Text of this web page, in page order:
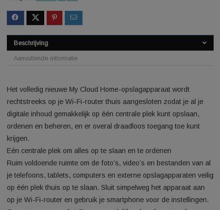
SKU:2580901825837537
Categorie:NAS Vergelijken
Beschrijving
Aanvullende informatie
Het volledig nieuwe My Cloud Home-opslagapparaat wordt
rechtstreeks op je Wi-Fi-router thuis aangesloten zodat je al
digitale inhoud gemakkelijk op één centrale plek kunt
ordenen en beheren, en er overal draadloos toegang toe
krijgen.